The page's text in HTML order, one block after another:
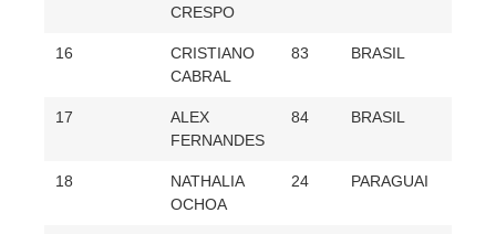
CRESPO
16
CRISTIANO
CABRAL
83 BRASIL
17
ALEX
FERNANDES
84 BRASIL
18
NATHALIA
OCHOA
24 PARAGUAI